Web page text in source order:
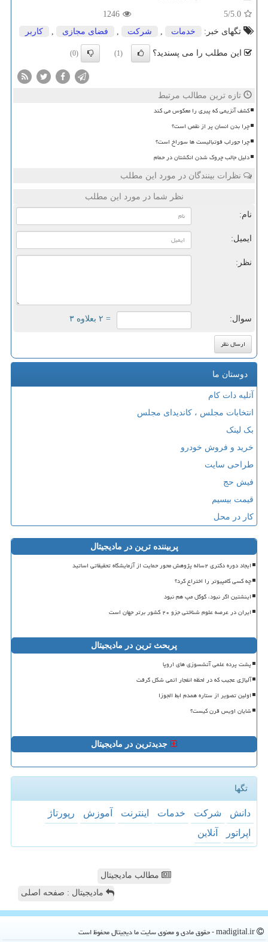
5.0
/5
1246
تگهای خبر:
خدمات شركت فضای مجازی كاربر
این مطلب را می پسندید؟ (1)
(0)
تازه ترین مطالب مرتبط
کشف آنزیمی که پیری را معکوس می کند
چرا بدن انسان پر از نقص است؟
چرا جوراب فوتبالیست ها سوراخ است؟
دلیل جالب چروک شدن انگشتان در حمام
نظرات بینندگان در مورد این مطلب
نظر شما در مورد این مطلب
نام:
ایمیل:
نظر:
سوال: = ۲ بعلاوه ۳
دوستان ما
آتلیه دات کام
انتخابات مجلس ، کاندیدای مجلس
بک لینک
خرید و فروش خودرو
طراحی سایت
فیش حج
قیمت بیسیم
کار در محل
پربیننده ترین در مادیجیتال
ایجاد دوره دکتری ۲ساله پژوهش محور حمایت از آزمایشگاه تحقیقاتی اساتید
چه کسی کامپیوتر را اختراع کرد؟
اینشتین اگر نبود، گوگل مپ هم نبود
ایران در عرصه علوم شناختی جزو ۲۰ کشور برتر جهان است
پربحث ترین در مادیجیتال
پشت پرده علمی آتشسوزی های اروپا
آلیاژی عجیب که در لحظه انفجار اتمی شکل گرفت
اولین تصویر از ستاره همدم ابط الجوزا
شایان اویس قرن کیست؟
جدیدترین در مادیجیتال
تگها
دانش شركت خدمات اینترنت آموزش
رپورتاژ
اپراتور
آنلاین
مطالب مادیجیتال
مادیجیتال : صفحه اصلی